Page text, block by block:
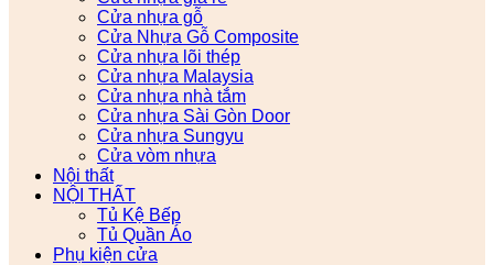
Cửa nhựa gỗ
Cửa Nhựa Gỗ Composite
Cửa nhựa lõi thép
Cửa nhựa Malaysia
Cửa nhựa nhà tắm
Cửa nhựa Sài Gòn Door
Cửa nhựa Sungyu
Cửa vòm nhựa
Nội thất
NỘI THẤT
Tủ Kệ Bếp
Tủ Quần Áo
Phụ kiện cửa